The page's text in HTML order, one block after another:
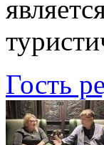
Гость